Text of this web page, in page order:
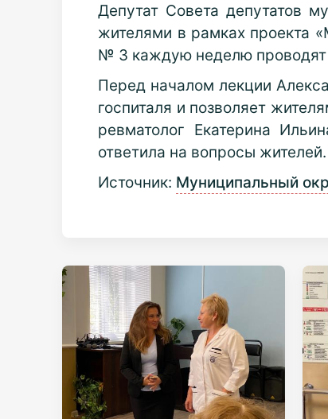
Депутат Совета депутатов
жителями в рамках проекта
№ 3 каждую неделю проводят
Перед началом лекции
госпиталя и позволяет
ревматолог Екатерина
ответила на вопросы жителей.
Источник: Муниципальный